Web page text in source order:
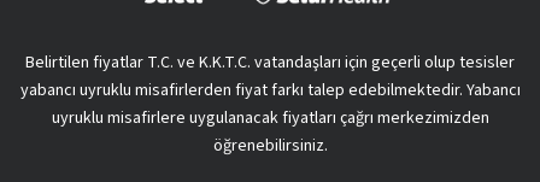
Belirtilen fiyatlar T.C. ve K.K.T.C. vatandaşları için geçerli olup tesisler
yabancı uyruklu misafirlerden fiyat farkı talep edebilmektedir. Yabancı
uyruklu misafirlere uygulanacak fiyatları çağrı merkezimizden
öğrenebilirsiniz.